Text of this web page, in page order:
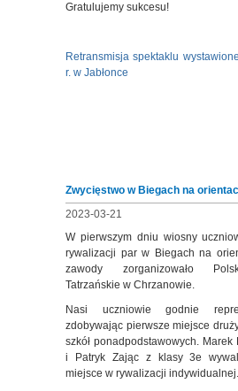
Gratulujemy sukcesu!
Retransmisja spektaklu
r. w Jabłonce
Zwycięstwo w Biegach na
2023-03-21
W pierwszym dniu wiosny
rywalizacji par w Biegach na
zawody zorganizowało
Tatrzańskie w Chrzanowie.
Nasi uczniowie godnie
zdobywając pierwsze miejsce
szkół ponadpodstawowych.
i Patryk Zając z klasy 3e
miejsce w rywalizacji indywidualnej.